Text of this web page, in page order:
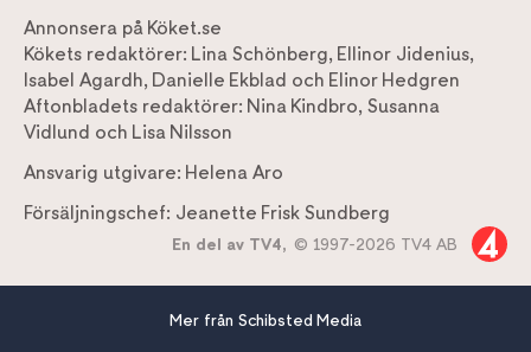
Annonsera på Köket.se
Kökets redaktörer: Lina Schönberg, Ellinor Jidenius,
Isabel Agardh, Danielle Ekblad och Elinor Hedgren
Aftonbladets redaktörer: Nina Kindbro, Susanna
Vidlund och Lisa Nilsson
Ansvarig utgivare: Helena Aro
Försäljningschef: Jeanette Frisk Sundberg
En del av TV4, © 1997-2026 TV4 AB
Mer från Schibsted Media